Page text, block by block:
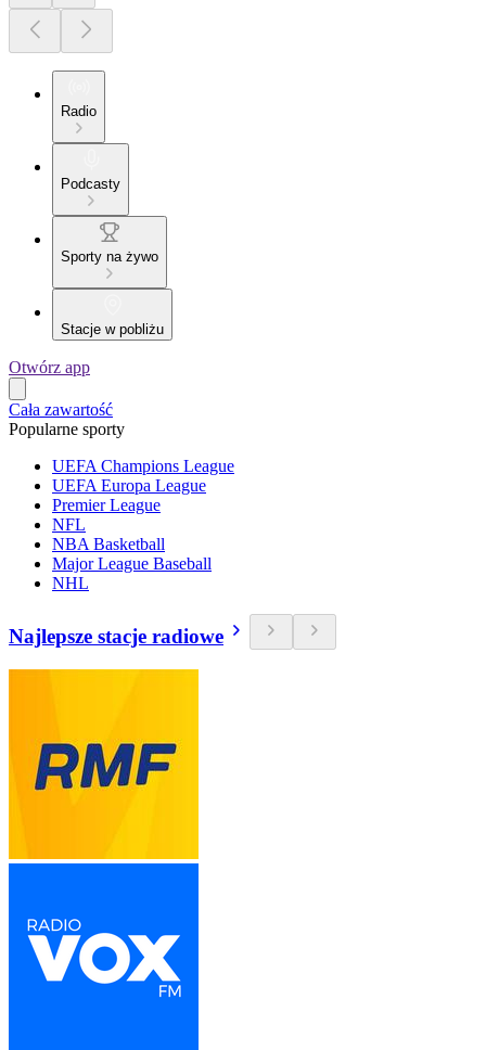
Radio
Podcasty
Sporty na żywo
Stacje w pobliżu
Otwórz app
Cała zawartość
Popularne sporty
UEFA Champions League
UEFA Europa League
Premier League
NFL
NBA Basketball
Major League Baseball
NHL
Najlepsze stacje radiowe